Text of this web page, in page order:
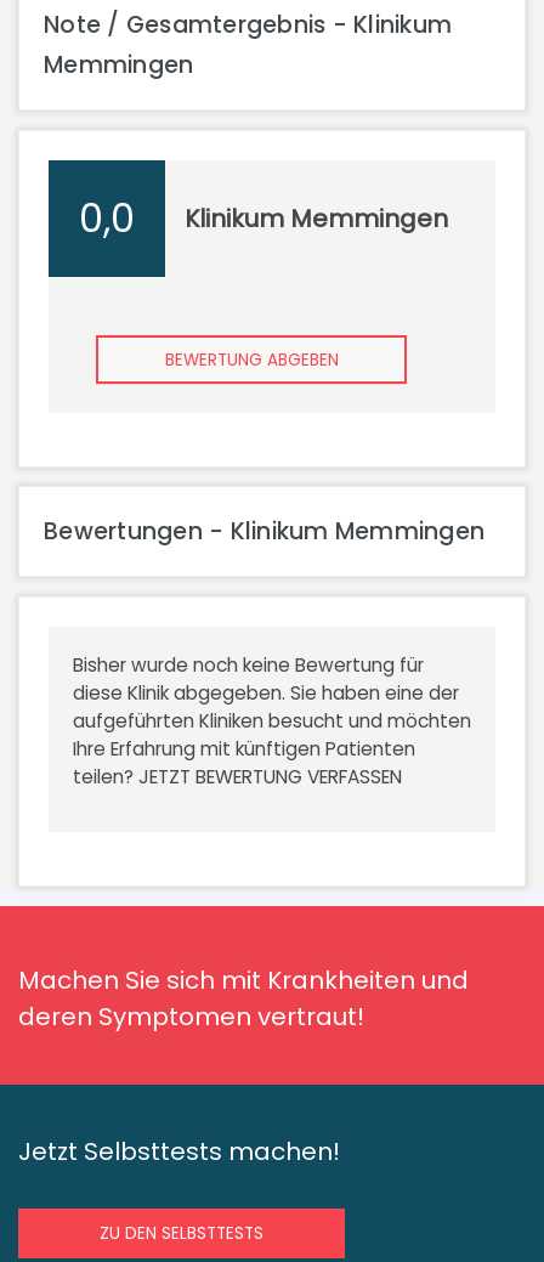
Note / Gesamtergebnis - Klinikum
Memmingen
0,0 Klinikum Memmingen
BEWERTUNG ABGEBEN
Bewertungen - Klinikum Memmingen
Bisher wurde noch keine Bewertung für
diese Klinik abgegeben. Sie haben eine der
aufgeführten Kliniken besucht und möchten
Ihre Erfahrung mit künftigen Patienten
teilen? JETZT BEWERTUNG VERFASSEN
Machen Sie sich mit Krankheiten und
deren Symptomen vertraut!
Jetzt Selbsttests machen!
ZU DEN SELBSTTESTS